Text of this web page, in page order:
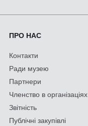
ПРО НАС
Контакти
Ради музею
Партнери
Членство в організаціях
Звітність
Публічні закупівлі